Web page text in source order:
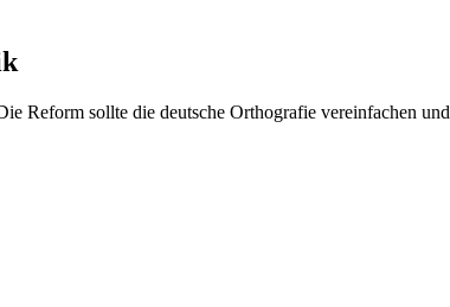
Reform sollte die deutsche Orthografie vereinfachen